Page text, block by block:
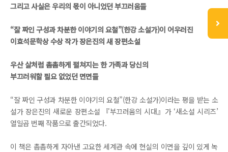
그리고 사실은 우리의 몫이 아니었던 부끄러움들
“잘 짜인 구성과 차분한 이야기의 요철”(한강 소설가)이 어우러진
이효석문학상 수상 작가 장은진의 새 장편소설
우산 살처럼 촘촘하게 펼쳐지는 한 가족과 당신의
부끄러워할 필요 없었던 면면들
“잘 짜인 구성과 차분한 이야기의 요철”(한강 소설가)이라는 평을 받는 소
설가 장은진의 새로운 장편소설 『부끄러움의 시대』가 ‘새소설 시리즈’
열일곱 번째 작품으로 출간되었다.
이 책은 촘촘하게 자아낸 고요한 세계관 속에 현실의 이면을 깊이 있게 녹